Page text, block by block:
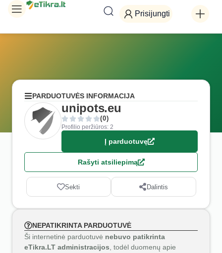
Prisijungti
PARDUOTUVĖS INFORMACIJA
unipots.eu
(0)
Profilio peržiūros: 2
Į parduotuvę
Rašyti atsiliepimą
Sekti Dalintis
NEPATIKRINTA PARDUOTUVĖ
Ši internetinė parduotuvė nebuvo patikrinta
eTikra.LT administracijos , todėl duomenų apie